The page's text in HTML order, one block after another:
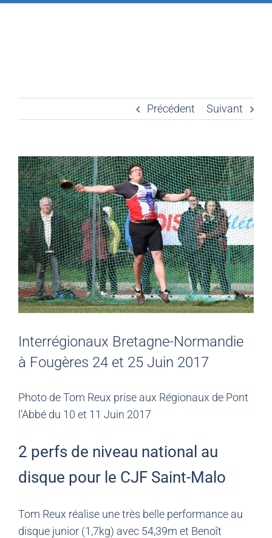
Précédent Suivant
Interrégionaux Bretagne-Normandie
à Fougères 24 et 25 Juin 2017
Photo de Tom Reux prise aux Régionaux de Pont
l’Abbé du 10 et 11 Juin 2017
2 perfs de niveau national au
disque pour le CJF Saint-Malo
Tom Reux réalise une très belle performance au
disque junior (1,7kg) avec 54,39m et Benoît